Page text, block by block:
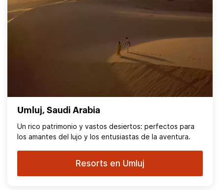
Umluj, Saudi Arabia
Un rico patrimonio y vastos desiertos: perfectos para
los amantes del lujo y los entusiastas de la aventura.
Resorts en Umluj